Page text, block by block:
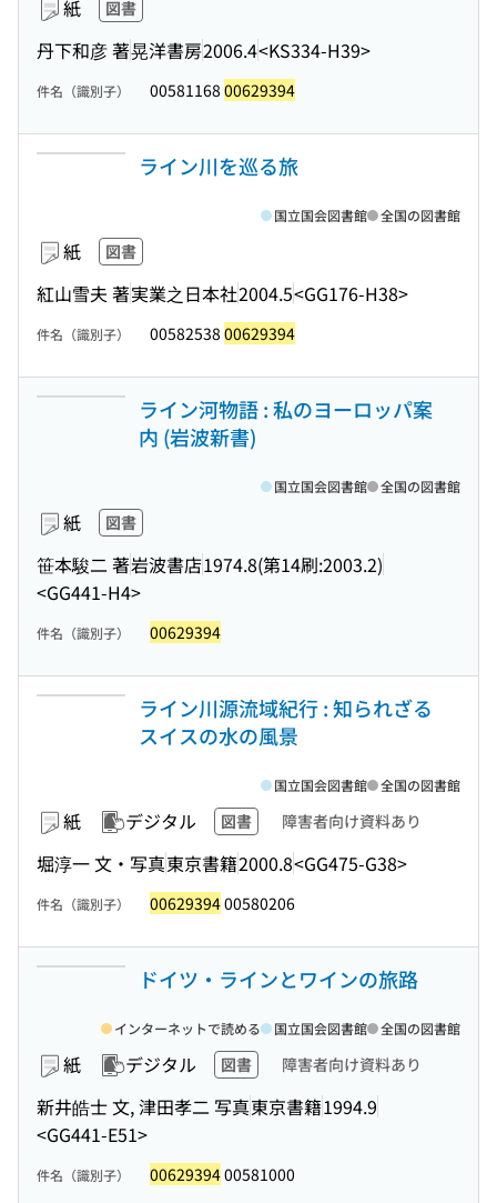
紙 図書
丹下和彦 著晃洋書房2006.4<KS334-H39>
件名（識別子） 00581168 00629394
ライン川を巡る旅
紙 図書
紅山雪夫 著実業之日本社2004.5<GG176-H38>
国立国会図書館 全国の図書館
件名（識別子） 00582538 00629394
ライン河物語 : 私のヨーロッパ案
内 (岩波新書)
紙 図書
笹本駿二 著岩波書店1974.8(第14刷:2003.2)
<GG441-H4>
国立国会図書館 全国の図書館
件名（識別子） 00629394
ライン川源流域紀行 : 知られざる
スイスの水の風景
紙 デジタル 図書 障害者向け資料あり
堀淳一 文・写真東京書籍2000.8<GG475-G38>
国立国会図書館 全国の図書館
件名（識別子） 0062939400580206
ドイツ・ラインとワインの旅路
紙 デジタル 図書 障害者向け資料あり
新井皓士 文, 津田孝二 写真東京書籍1994.9
<GG441-E51>
インターネットで読める 国立国会図書館 全国の図書館
件名（識別子） 0062939400581000